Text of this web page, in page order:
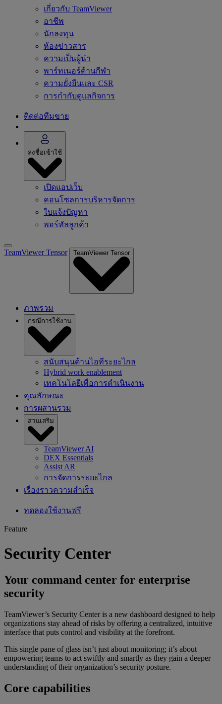
เกี่ยวกับ TeamViewer
อาชีพ
นักลงทุน
ห้องข่าวสาร
ความเป็นผู้นำ
พาร์ทเนอร์ด้านกีฬา
ความยั่งยืนและ CSR
การกำกับดูแลกิจการ
ติดต่อทีมขาย
ลงชื่อเข้าใช้
เปิดแอปเว็บ
คอนโซลการบริหารจัดการ
ใบแจ้งปัญหา
พอร์ทัลลูกค้า
TeamViewer Tensor TeamViewer Tensor
ภาพรวม
กรณีการใช้งาน
สนับสนุนด้านไอทีระยะไกล
Hybrid work enablement
เทคโนโลยีเพื่อการดำเนินงาน
คุณลักษณะ
การผสานรวม
ส่วนเสริม
TeamViewer AI
DEX Essentials
Assist AR
การจัดการระยะไกล
เรื่องราวความสำเร็จ
ทดลองใช้งานฟรี
Feature
Security Center
Your command center for enterprise
security
TeamViewer’s Security Center is a new dashboard designed to help
organizations stay ahead of risks by offering a centralized, intuitive
interface that puts control and visibility at the forefront.
This single pane of glass isn’t just about monitoring; it’s about
empowering teams to act swiftly and smartly as they gain a deeper
understanding of their organization’s security posture.
Core capabilities